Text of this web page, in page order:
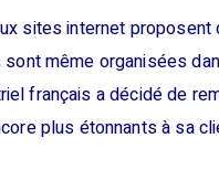
sites internet
même organisées
français a décidé de
plus étonnants à sa